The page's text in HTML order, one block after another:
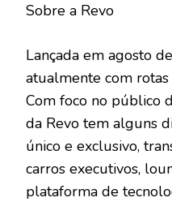
Sobre a Revo
Lançada em agosto
atualmente com
Com foco no público
da Revo tem alguns
único e exclusivo,
carros executivos,
plataforma de